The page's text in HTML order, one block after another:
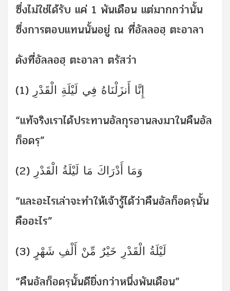
ซึ่งไม่ใช่ได้รับ แค่ 1 พันเดือน แต่มากกว่านั้น
ซึ่งการตอบแทนนั้นอยู่ ณ ที่อัลลอฮฺ ตะอาลา
ดังที่อัลลอฮฺ ตะอาลา ตรัสว่า
إِنَّا أَنزَلْنَاهُ فِي لَيْلَةِ الْقَدْرِ (1)
“แท้จริงเราได้ประทานอัลกุรอานลงมาในคืนอัล
ก็อดรฺ”
وَمَا أَدْرَاكَ مَا لَيْلَةُ الْقَدْرِ (2)
“และอะไรเล่าจะทำให้เจ้ารู้ได้ว่าคืนอัลก็อดรฺนั้น
คืออะไร”
لَيْلَةُ الْقَدْرِ خَيْرٌ مِّنْ أَلْفِ شَهْرٍ (3)
“คืนอัลก็อดรฺนั้นดียิ่งกว่าหนึ่งพันเดือน”